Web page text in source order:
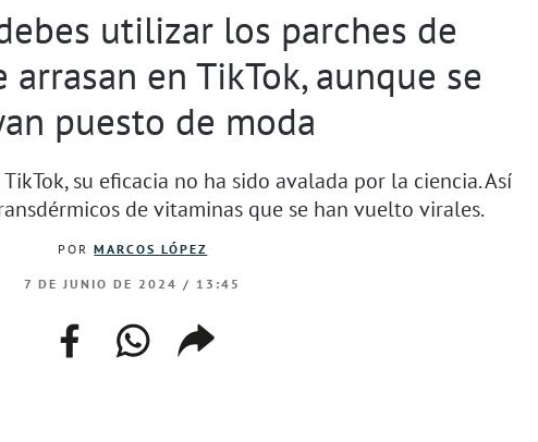
utilizar los parches de
en TikTok, aunque se
puesto de moda
su eficacia no ha sido avalada por la ciencia. Así
de vitaminas que se han vuelto virales.
PORMARCOS LÓPEZ
7 DE JUNIO DE 2024 / 13:45
facebookwhatsapp
web
copiar
enlace